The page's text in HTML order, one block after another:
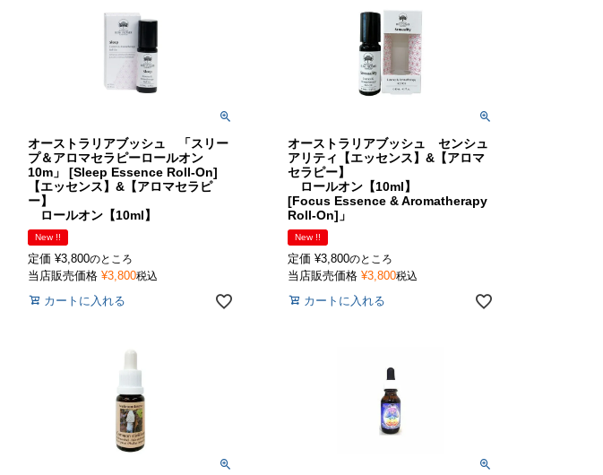
オーストラリアブッシュ 「スリー
プ＆アロマセラピーロールオン
10m」 [Sleep Essence Roll-On]
【エッセンス】&【アロマセラピ
ー】
ロールオン【10ml】
New !!
定価 ¥3,800のところ
当店販売価格 ¥3,800税込
カートに入れる
オーストラリアブッシュ センシュ
アリティ【エッセンス】&【アロマ
セラピー】
ロールオン【10ml】
[Focus Essence & Aromatherapy
Roll-On]」
New !!
定価 ¥3,800のところ
当店販売価格 ¥3,800税込
カートに入れる